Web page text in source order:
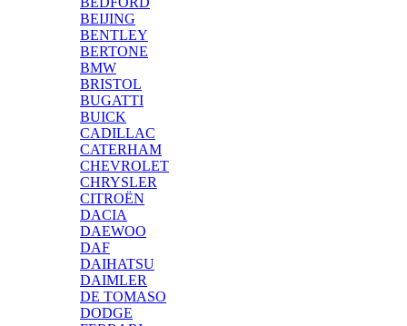
BEIJING
BENTLEY
BERTONE
BMW
BRISTOL
BUGATTI
BUICK
CADILLAC
CATERHAM
CHEVROLET
CHRYSLER
CITROËN
DACIA
DAEWOO
DAF
DAIHATSU
DAIMLER
DE TOMASO
DODGE